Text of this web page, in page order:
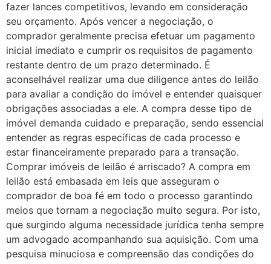
fazer lances competitivos, levando em consideração
seu orçamento. Após vencer a negociação, o
comprador geralmente precisa efetuar um pagamento
inicial imediato e cumprir os requisitos de pagamento
restante dentro de um prazo determinado. É
aconselhável realizar uma due diligence antes do leilão
para avaliar a condição do imóvel e entender quaisquer
obrigações associadas a ele. A compra desse tipo de
imóvel demanda cuidado e preparação, sendo essencial
entender as regras específicas de cada processo e
estar financeiramente preparado para a transação.
Comprar imóveis de leilão é arriscado? A compra em
leilão está embasada em leis que asseguram o
comprador de boa fé em todo o processo garantindo
meios que tornam a negociação muito segura. Por isto,
que surgindo alguma necessidade jurídica tenha sempre
um advogado acompanhando sua aquisição. Com uma
pesquisa minuciosa e compreensão das condições do